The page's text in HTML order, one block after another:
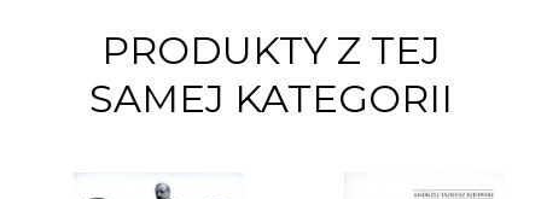
PRODUKTY Z TEJ
SAMEJ KATEGORII